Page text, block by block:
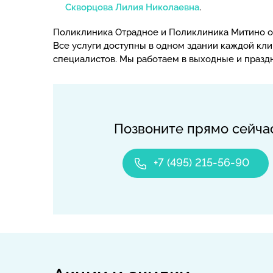
Скворцова Лилия Николаевна.
Поликлиника Отрадное и Поликлиника Митино
Все услуги доступны в одном здании каждой
специалистов. Мы работаем в выходные и
Позвоните прямо
+7 (495) 215-56-90